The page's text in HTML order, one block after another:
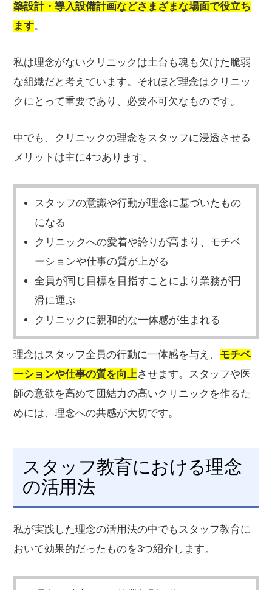
築設計・導入設備計画などさまざまな場面で役立ち
ます。
私は理念がないクリニックは土台も魂も欠けた脆弱
な組織だと考えています。それほど理念はクリニッ
クにとって重要であり、必要不可欠なものです。
中でも、クリニックの理念をスタッフに浸透させる
メリットは主に4つあります。
スタッフの意識や行動が理念に基づいたもの
になる
クリニックへの愛着や誇りが高まり、モチベ
ーションや仕事の質が上がる
全員が同じ目標を目指すことにより業務が円
滑に運ぶ
クリニックに親和的な一体感が生まれる
理念はスタッフ全員の行動に一体感を与え、 モチベ
ーションや仕事の質を向上させます。スタッフや医
師の意欲を高めて団結力の高いクリニックを作るた
めには、理念への共感が大切です。
スタッフ教育における理念
の活用法
私が実践した理念の活用法の中でもスタッフ教育に
おいて効果的だったものを3つ紹介します。